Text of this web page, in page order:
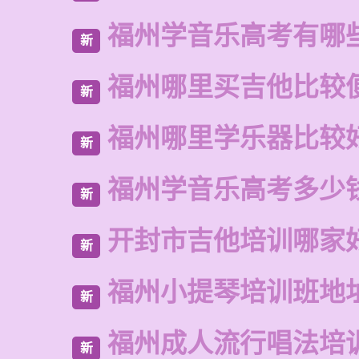
新 福州学音乐高考有哪
新 福州哪里买吉他比较
新 福州哪里学乐器比较
新 福州学音乐高考多少
新 开封市吉他培训哪家
新 福州小提琴培训班地
新 福州成人流行唱法培